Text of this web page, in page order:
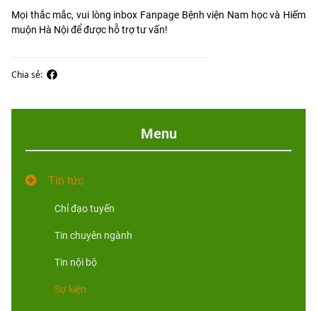
Mọi thắc mắc, vui lòng inbox Fanpage Bệnh viện Nam học và Hiếm
muộn Hà Nội để được hỗ trợ tư vấn!
Chia sẻ:
Menu
Tin tức
Chỉ đạo tuyến
Tin chuyên ngành
Tin nội bộ
Sự kiện